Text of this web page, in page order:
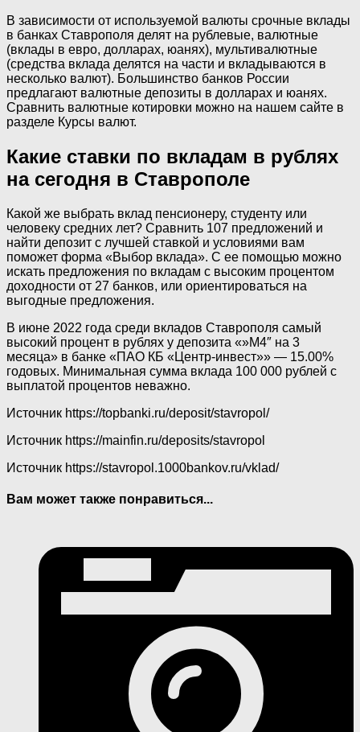
В зависимости от используемой валюты срочные вклады
в банках Ставрополя делят на рублевые, валютные
(вклады в евро, долларах, юанях), мультивалютные
(средства вклада делятся на части и вкладываются в
несколько валют). Большинство банков России
предлагают валютные депозиты в долларах и юанях.
Сравнить валютные котировки можно на нашем сайте в
разделе Курсы валют.
Какие ставки по вкладам в рублях
на сегодня в Ставрополе
Какой же выбрать вклад пенсионеру, студенту или
человеку средних лет? Сравнить 107 предложений и
найти депозит с лучшей ставкой и условиями вам
поможет форма «Выбор вклада». С ее помощью можно
искать предложения по вкладам с высоким процентом
доходности от 27 банков, или ориентироваться на
выгодные предложения.
В июне 2022 года среди вкладов Ставрополя самый
высокий процент в рублях у депозита «»M4″ на 3
месяца» в банке «ПАО КБ «Центр-инвест»» — 15.00%
годовых. Минимальная сумма вклада 100 000 рублей с
выплатой процентов неважно.
Источник https://topbanki.ru/deposit/stavropol/
Источник https://mainfin.ru/deposits/stavropol
Источник https://stavropol.1000bankov.ru/vklad/
Вам может также понравиться...